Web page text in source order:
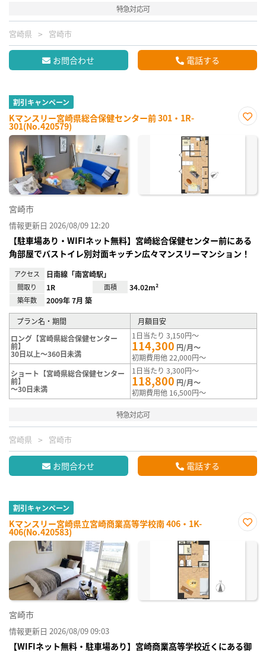
特急対応可
宮崎県 宮崎市
お問合わせ 電話する
割引キャンペーン
Kマンスリー宮崎県総合保健センター前 301・1R-
301(No.420579)
に入
宮崎市
情報更新日 2026/08/09 12:20
【駐車場あり・WIFIネット無料】宮崎総合保健センター前にある
角部屋でバストイレ別対面キッチン広々マンスリーマンション！
アクセス 日南線「南宮崎駅」
間取り 1R 面積 34.02m²
築年数 2009年 7月 築
プラン名・期間
月額目安
ロング【宮崎県総合保健センター
前】
30日以上～360日未満
1日当たり 3,150円～
114,300 円/月～
初期費用他 22,000円～
ショート【宮崎県総合保健センター
前】
～30日未満
1日当たり 3,300円～
118,800 円/月～
初期費用他 16,500円～
特急対応可
宮崎県 宮崎市
お問合わせ 電話する
割引キャンペーン
Kマンスリー宮崎県立宮崎商業高等学校南 406・1K-
406(No.420583)
に入
宮崎市
情報更新日 2026/08/09 09:03
【WIFIネット無料・駐車場あり】宮崎商業高等学校近くにある御